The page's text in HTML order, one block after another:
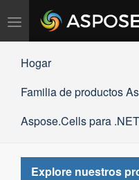
Alternar
navegación
Hogar
Familia de productos
Aspose.Cells para .NET
Explore nuestros